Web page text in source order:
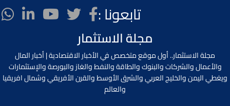
تابعونا :
مجلة الاستثمار
مجلة الاستثمار.. أول موقع متخصص في الأخبار الاقتصادية | أخبار المال
والأعمال والشركات والبنوك والطاقة والنفط والغاز والبورصة والإستثمارات
ويغطي اليمن والخليج العربي والشرق الأوسط والقرن الأفريقي وشمال افريقيا
والعالم